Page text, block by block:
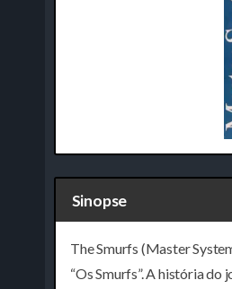
Sinopse
The Smurfs (Master
“Os Smurfs”. A história